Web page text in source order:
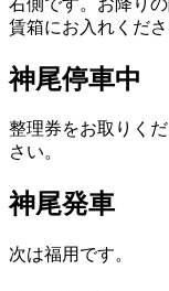
賃箱にお入れくださ
神尾停車中
整理券をお取りく
さい。
神尾発車
次は福用です。